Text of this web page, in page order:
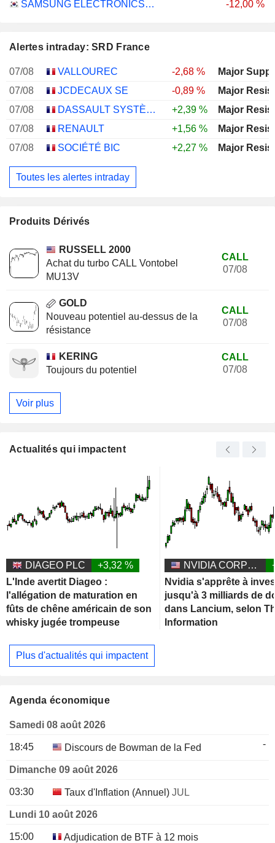
SAMSUNG ELECTRONICS CO., LTD. -12,00 %
Alertes intraday: SRD France
07/08 VALLOUREC -2,68 %
Major
07/08
JCDECAUX SE -0,89 %
Major
07/08
DASSAULT SYSTÈMES SE +2,39 %
Major
07/08
RENAULT +1,56 %
Major
07/08
SOCIÉTÉ BIC +2,27 % Major
Toutes les alertes intraday
Produits Dérivés
RUSSELL 2000
Achat du turbo CALL Vontobel
MU13V
CALL
07/08
GOLD
Nouveau potentiel au-dessus de la
résistance
CALL
07/08
KERING
Toujours du potentiel
CALL
07/08
Voir plus
Actualités qui impactent
DIAGEO PLC
+3,32 %
L'Inde avertit Diageo :
l'allégation de maturation en
fûts de chêne américain de son
whisky jugée trompeuse
NVIDIA CORPORATION
Nvidia s'apprête à
jusqu'à 3 milliards de
dans Lancium, selon
Information
Plus d'actualités qui impactent
Agenda économique
Samedi 08 août 2026
18:45 Discours de Bowman de la Fed -
Dimanche 09 août 2026
03:30 Taux d'Inflation (Annuel) JUL
Lundi 10 août 2026
15:00 Adjudication de BTF à 12 mois